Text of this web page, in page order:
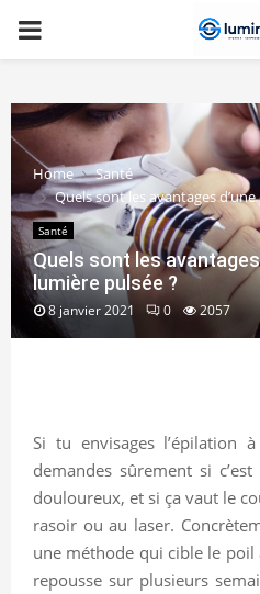
PRIMARY
Home
Santé
Quels sont les avantages
Santé
Quels sont les
lumière pulsée ?
8 janvier 2021 0 2057
Si tu envisages l’épilation
demandes sûrement si
douloureux, et si ça vaut le
rasoir ou au laser.
une méthode qui cible le
repousse sur plusieurs